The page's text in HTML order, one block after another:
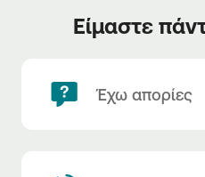
Είμαστε
Έχω απορίες